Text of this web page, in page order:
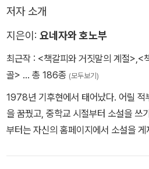
저자 소개
지은이: 요네자와 호노부
최근작 : <책갈피와 거짓말의 계절> <
골> … 총 186종 (모두보기)
1978년 기후현에서 태어났다. 어릴 적
을 꿈꿨고, 중학교 시절부터 소설을 쓰
부터는 자신의 홈페이지에서 소설을 게